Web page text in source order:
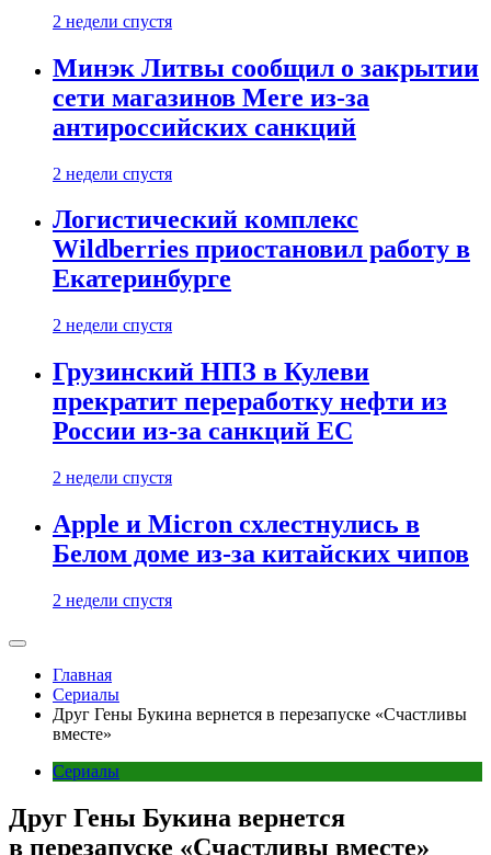
2 недели спустя
Минэк Литвы сообщил о закрытии
сети магазинов Mere из-за
антироссийских санкций
2 недели спустя
Логистический комплекс
Wildberries приостановил работу в
Екатеринбурге
2 недели спустя
Грузинский НПЗ в Кулеви
прекратит переработку нефти из
России из-за санкций ЕС
2 недели спустя
Apple и Micron схлестнулись в
Белом доме из-за китайских чипов
2 недели спустя
Главная
Сериалы
Друг Гены Букина вернется в перезапуске «Счастливы
вместе»
Сериалы
Друг Гены Букина вернется
в перезапуске «Счастливы вместе»